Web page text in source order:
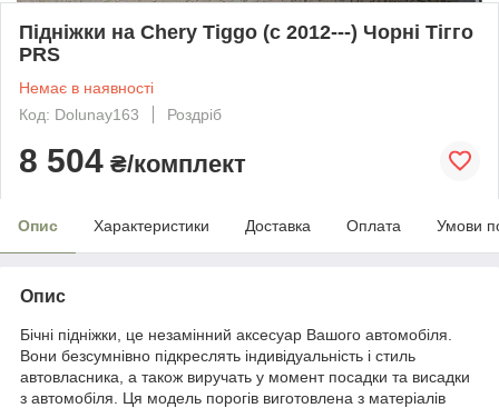
Підніжки на Chery Tiggo (c 2012---) Чорні Тігго
PRS
Немає в наявності
Код: Dolunay163
Роздріб
8 504 ₴/комплект
Опис Характеристики Доставка Оплата Умови
Опис
Бічні підніжки, це незамінний аксесуар Вашого автомобіля.
Вони безсумнівно підкреслять індивідуальність і стиль
автовласника, а також виручать у момент посадки та висадки
з автомобіля. Ця модель порогів виготовлена з матеріалів